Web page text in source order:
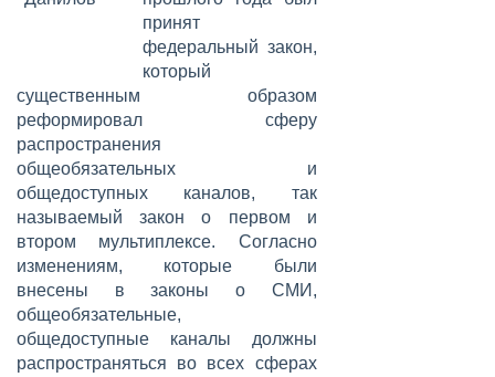
принят
федеральный закон,
который
существенным образом
реформировал сферу
распространения
общеобязательных и
общедоступных каналов, так
называемый закон о первом и
втором мультиплексе. Согласно
изменениям, которые были
внесены в законы о СМИ,
общеобязательные,
общедоступные каналы должны
распространяться во всех сферах